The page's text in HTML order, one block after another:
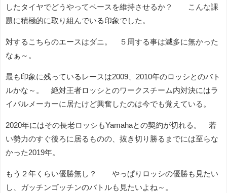
したタイヤでどうやってペースを維持させるか？ こんな課
題に積極的に取り組んでいる印象でした。
対するこちらのエースはダニ。 ５周する事は滅多に無かった
なぁ～。
最も印象に残っているレースは2009、2010年のロッシとのバト
ルかな～。 絶対王者ロッシとのワークスチーム内対決にはラ
イバルメーカーに居たけど興奮したのは今でも覚えている。
2020年にはその長老ロッシもYamahaとの契約が切れる。 若
い勢力のすぐ後ろに居るものの、抜き切り勝るまでには至らな
かった2019年。
もう２年くらい優勝無し？ やっぱりロッシの優勝も見たい
し、ガッチンゴッチンのバトルも見たいよね～。